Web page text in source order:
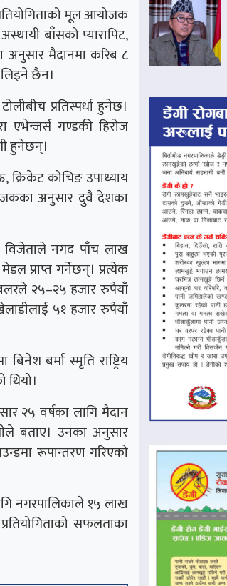
मूल आयोजक
बाँसको प्यारापिट,
अनुसार मैदानमा करिब ८
छैन।
प्रतिस्पर्धा हुनेछ।
गण्डकी हिरोज
हुनेछन्।
क्रिकेट कोचिङ उपाध्याय
अनुसार दुवै देशका
विजेताले नगद पाँच लाख
प्राप्त गर्नेछन्। प्रत्येक
२५–२५ हजार रुपैयाँ
५१ हजार रुपैयाँ
बर्मा स्मृति राष्ट्रिय
२५ वर्षका लागि मैदान
बताए। उनका अनुसार
रूपान्तरण गरिएको
नगरपालिकाले १५ लाख
सफलताका